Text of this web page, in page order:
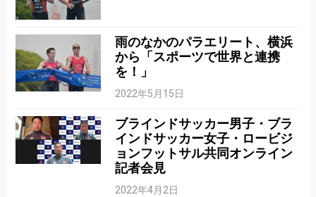
雨のなかのパラエリート、横浜
から「スポーツで世界と連携
を！」
2022年5月15日
ブラインドサッカー男子・ブラ
インドサッカー女子・ロービジ
ョンフットサル共同オンライン
記者会見
2022年4月2日